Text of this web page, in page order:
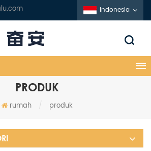
Indonesia
PRODUK
rumah / produk